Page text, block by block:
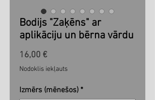
Bodijs "Zaķēns" ar
aplikāciju un bērna vārdu
16,00 €Cena
Nodoklis iekļauts
Izmērs (mēnešos) *